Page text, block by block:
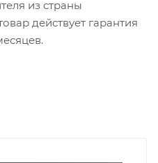
из страны
действует гарантия